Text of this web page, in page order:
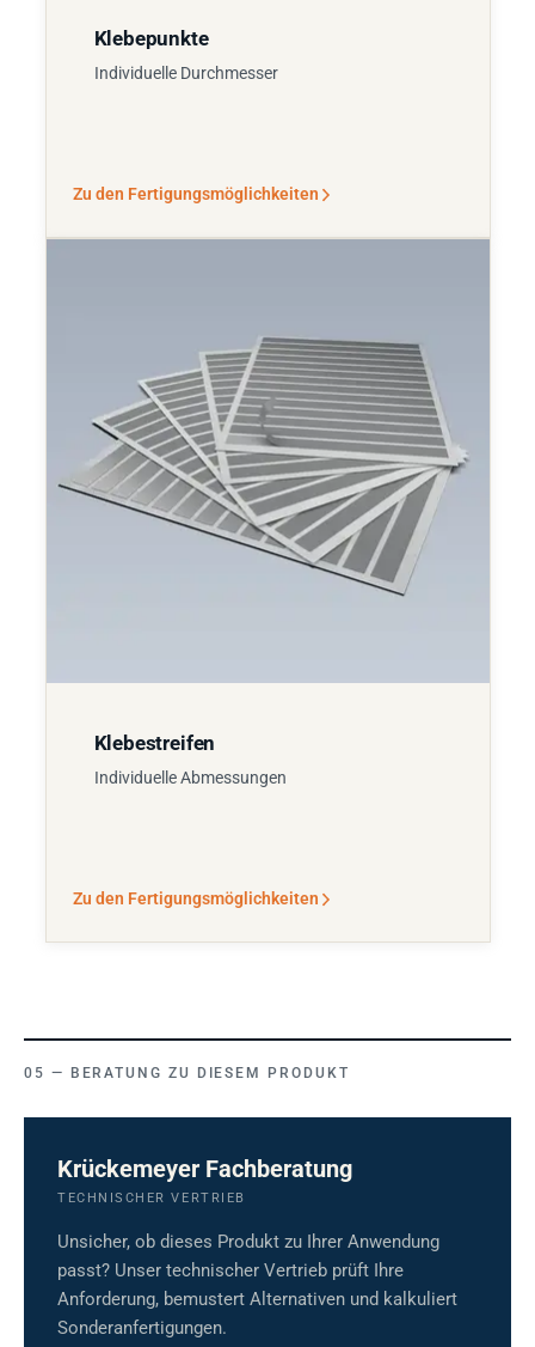
Klebepunkte
Individuelle Durchmesser
Zu den Fertigungsmöglichkeiten
Klebestreifen
Individuelle Abmessungen
Zu den Fertigungsmöglichkeiten
BERATUNG ZU DIESEM PRODUKT
Krückemeyer Fachberatung
TECHNISCHER VERTRIEB
Unsicher, ob dieses Produkt zu Ihrer Anwendung
passt? Unser technischer Vertrieb prüft Ihre
Anforderung, bemustert Alternativen und kalkuliert
Sonderanfertigungen.